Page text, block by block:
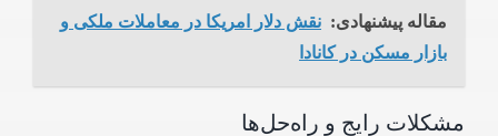
مقاله پیشنهادی: نقش دلار امریکا در معاملات ملکی و
بازار مسکن در کانادا
مشکلات رایج و راه‌حل‌ها